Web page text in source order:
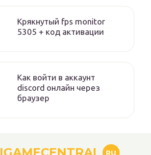
Крякнутый fps monitor
5305 + код активации
Как войти в аккаунт
discord онлайн через
браузер
RU